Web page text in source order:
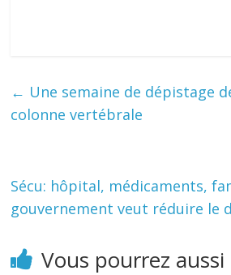
← Une semaine de dépistage
colonne vertébrale
Sécu: hôpital, médicaments,
gouvernement veut réduire le
Vous pourrez